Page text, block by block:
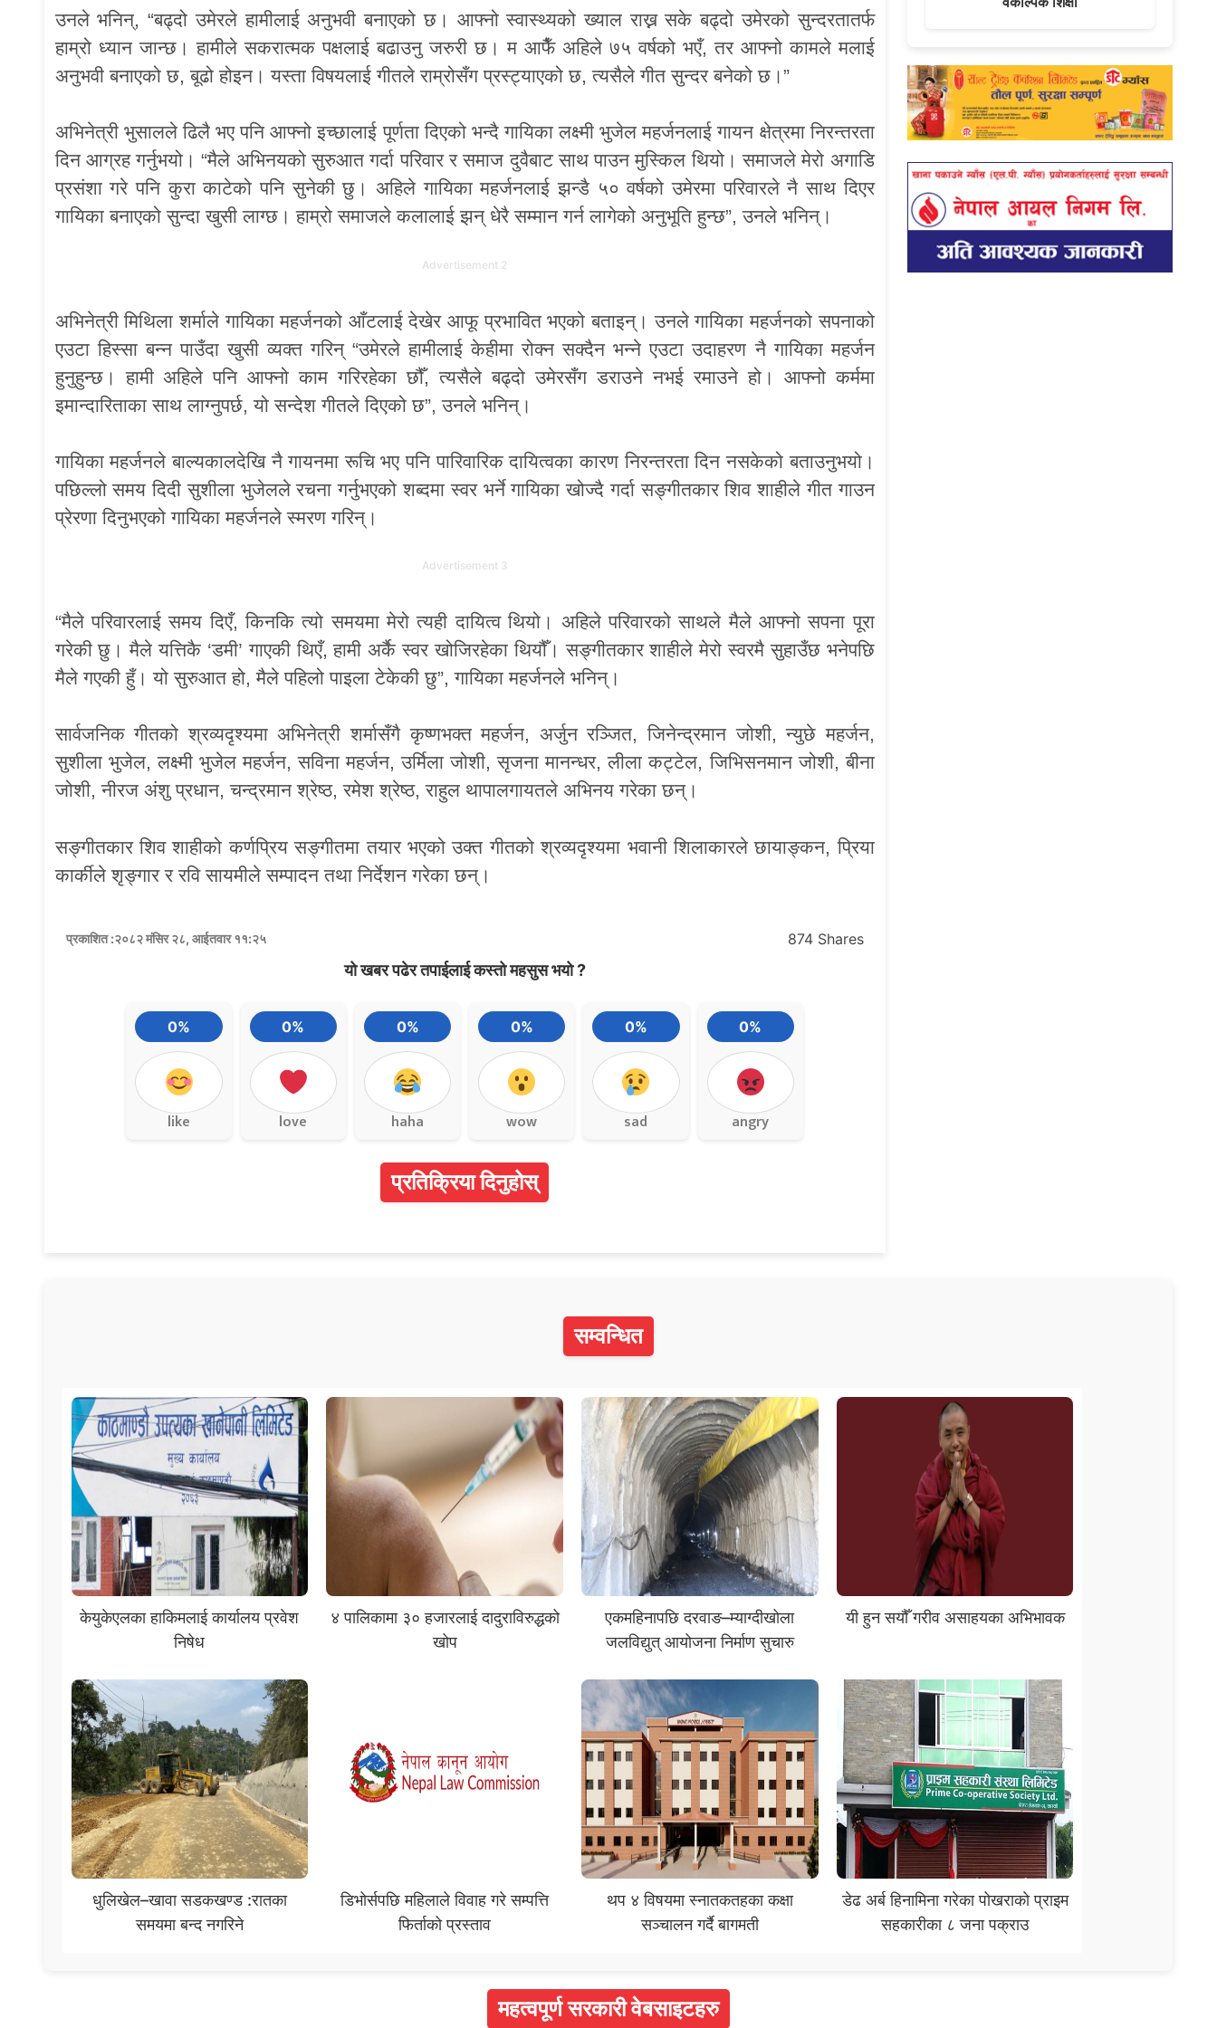
उनले भनिन्, “बढ्दो उमेरले हामीलाई अनुभवी बनाएको छ। आफ्नो स्वास्थ्यको ख्याल राख्न सके बढ्दो उमेरको सुन्दरतातर्फ
हाम्रो ध्यान जान्छ। हामीले सकरात्मक पक्षलाई बढाउनु जरुरी छ। म आफैँ अहिले ७५ वर्षको भएँ, तर आफ्नो कामले मलाई
अनुभवी बनाएको छ, बूढो होइन। यस्ता विषयलाई गीतले राम्रोसँग प्रस्ट्याएको छ, त्यसैले गीत सुन्दर बनेको छ।”
अभिनेत्री भुसालले ढिलै भए पनि आफ्नो इच्छालाई पूर्णता दिएको भन्दै गायिका लक्ष्मी भुजेल महर्जनलाई गायन क्षेत्रमा निरन्तरता
दिन आग्रह गर्नुभयो। “मैले अभिनयको सुरुआत गर्दा परिवार र समाज दुवैबाट साथ पाउन मुस्किल थियो। समाजले मेरो अगाडि
प्रसंशा गरे पनि कुरा काटेको पनि सुनेकी छु। अहिले गायिका महर्जनलाई झन्डै ५० वर्षको उमेरमा परिवारले नै साथ दिएर
गायिका बनाएको सुन्दा खुसी लाग्छ। हाम्रो समाजले कलालाई झन् धेरै सम्मान गर्न लागेको अनुभूति हुन्छ”, उनले भनिन्।
Advertisement 2
अभिनेत्री मिथिला शर्माले गायिका महर्जनको आँटलाई देखेर आफू प्रभावित भएको बताइन्। उनले गायिका महर्जनको सपनाको
एउटा हिस्सा बन्न पाउँदा खुसी व्यक्त गरिन् “उमेरले हामीलाई केहीमा रोक्न सक्दैन भन्ने एउटा उदाहरण नै गायिका महर्जन
हुनुहुन्छ। हामी अहिले पनि आफ्नो काम गरिरहेका छौँ, त्यसैले बढ्दो उमेरसँग डराउने नभई रमाउने हो। आफ्नो कर्ममा
इमान्दारिताका साथ लाग्नुपर्छ, यो सन्देश गीतले दिएको छ”, उनले भनिन्।
गायिका महर्जनले बाल्यकालदेखि नै गायनमा रूचि भए पनि पारिवारिक दायित्वका कारण निरन्तरता दिन नसकेको बताउनुभयो।
पछिल्लो समय दिदी सुशीला भुजेलले रचना गर्नुभएको शब्दमा स्वर भर्ने गायिका खोज्दै गर्दा सङ्गीतकार शिव शाहीले गीत गाउन
प्रेरणा दिनुभएको गायिका महर्जनले स्मरण गरिन्।
Advertisement 3
“मैले परिवारलाई समय दिएँ, किनकि त्यो समयमा मेरो त्यही दायित्व थियो। अहिले परिवारको साथले मैले आफ्नो सपना पूरा
गरेकी छु। मैले यत्तिकै ‘डमी’ गाएकी थिएँ, हामी अर्कै स्वर खोजिरहेका थियौँ। सङ्गीतकार शाहीले मेरो स्वरमै सुहाउँछ भनेपछि
मैले गएकी हुँ। यो सुरुआत हो, मैले पहिलो पाइला टेकेकी छु”, गायिका महर्जनले भनिन्।
सार्वजनिक गीतको श्रव्यदृश्यमा अभिनेत्री शर्मासँगै कृष्णभक्त महर्जन, अर्जुन रञ्जित, जिनेन्द्रमान जोशी, न्युछे महर्जन,
सुशीला भुजेल, लक्ष्मी भुजेल महर्जन, सविना महर्जन, उर्मिला जोशी, सृजना मानन्धर, लीला कट्टेल, जिभिसनमान जोशी, बीना
जोशी, नीरज अंशु प्रधान, चन्द्रमान श्रेष्ठ, रमेश श्रेष्ठ, राहुल थापालगायतले अभिनय गरेका छन्।
सङ्गीतकार शिव शाहीको कर्णप्रिय सङ्गीतमा तयार भएको उक्त गीतको श्रव्यदृश्यमा भवानी शिलाकारले छायाङ्कन, प्रिया
कार्कीले शृङ्गार र रवि सायमीले सम्पादन तथा निर्देशन गरेका छन्।
प्रकाशित :२०८२ मंसिर २८, आईतवार ११:२५ 874 Shares
यो खबर पढेर तपाईलाई कस्तो महसुस भयो ?
0%
like
0%
love
0%
haha
0%
wow
0%
sad
0%
angry
प्रतिक्रिया दिनुहोस्
सम्वन्धित
केयुकेएलका हाकिमलाई कार्यालय प्रवेश
निषेध
४ पालिकामा ३० हजारलाई दादुराविरुद्धको
खोप
एकमहिनापछि दरवाङ–म्याग्दीखोला
जलविद्युत् आयोजना निर्माण सुचारु
यी हुन सयौँ गरीव असाहयका अभिभावक
धुलिखेल–खावा सडकखण्ड :रातका
समयमा बन्द नगरिने
डिभोर्सपछि महिलाले विवाह गरे सम्पत्ति
फिर्ताको प्रस्ताव
थप ४ विषयमा स्नातकतहका कक्षा
सञ्चालन गर्दै बागमती
डेढ अर्ब हिनामिना गरेका पोखराकाे प्राइम
सहकारीका ८ जना पक्राउ
महत्वपूर्ण सरकारी वेबसाइटहरु